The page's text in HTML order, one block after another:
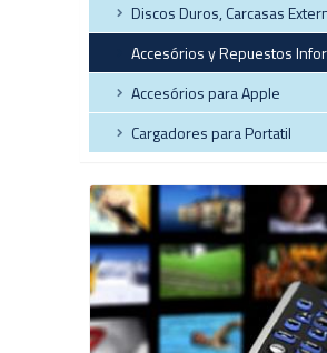
Discos Duros, Carcasas
Accesórios y Repuestos
Accesórios para Apple
Cargadores para Portatil